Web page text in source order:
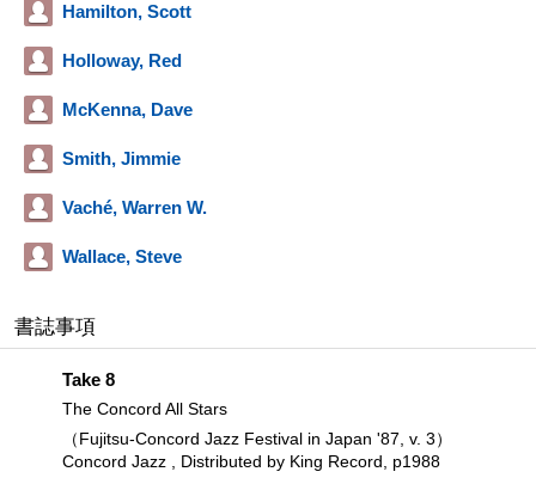
Hamilton, Scott
Holloway, Red
McKenna, Dave
Smith, Jimmie
Vaché, Warren W.
Wallace, Steve
書誌事項
Take 8
The Concord All Stars
（Fujitsu-Concord Jazz Festival in Japan '87, v. 3）
Concord Jazz , Distributed by King Record, p1988